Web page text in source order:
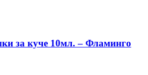
за куче 10мл. – Фламинго